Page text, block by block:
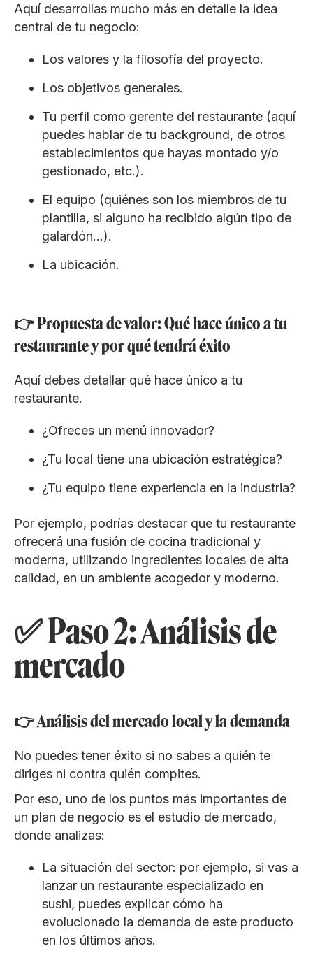
Aquí desarrollas mucho más en detalle la idea
central de tu negocio:
Los valores y la filosofía del proyecto.
Los objetivos generales.
Tu perfil como gerente del restaurante (aquí
puedes hablar de tu background, de otros
establecimientos que hayas montado y/o
gestionado, etc.).
El equipo (quiénes son los miembros de tu
plantilla, si alguno ha recibido algún tipo de
galardón…).
La ubicación.
👉 Propuesta de valor: Qué hace único a tu
restaurante y por qué tendrá éxito
Aquí debes detallar qué hace único a tu
restaurante.
¿Ofreces un menú innovador?
¿Tu local tiene una ubicación estratégica?
¿Tu equipo tiene experiencia en la industria?
Por ejemplo, podrías destacar que tu restaurante
ofrecerá una fusión de cocina tradicional y
moderna, utilizando ingredientes locales de alta
calidad, en un ambiente acogedor y moderno.
✅ Paso 2: Análisis de
mercado
👉 Análisis del mercado local y la demanda
No puedes tener éxito si no sabes a quién te
diriges ni contra quién compites.
Por eso, uno de los puntos más importantes de
un plan de negocio es el estudio de mercado,
donde analizas:
La situación del sector: por ejemplo, si vas a
lanzar un restaurante especializado en
sushi, puedes explicar cómo ha
evolucionado la demanda de este producto
en los últimos años.